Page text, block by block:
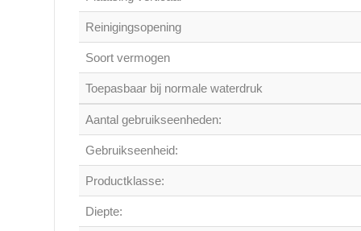
Reinigingsopening
Soort vermogen
Toepasbaar bij normale waterdruk
Aantal gebruikseenheden:
Gebruikseenheid:
Productklasse:
Diepte: